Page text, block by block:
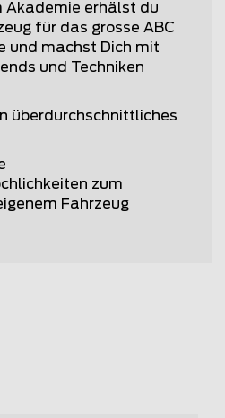
Akademie erhälst du
für das grosse ABC
und machst Dich mit
und Techniken
überdurchschnittliches
zum
Fahrzeug